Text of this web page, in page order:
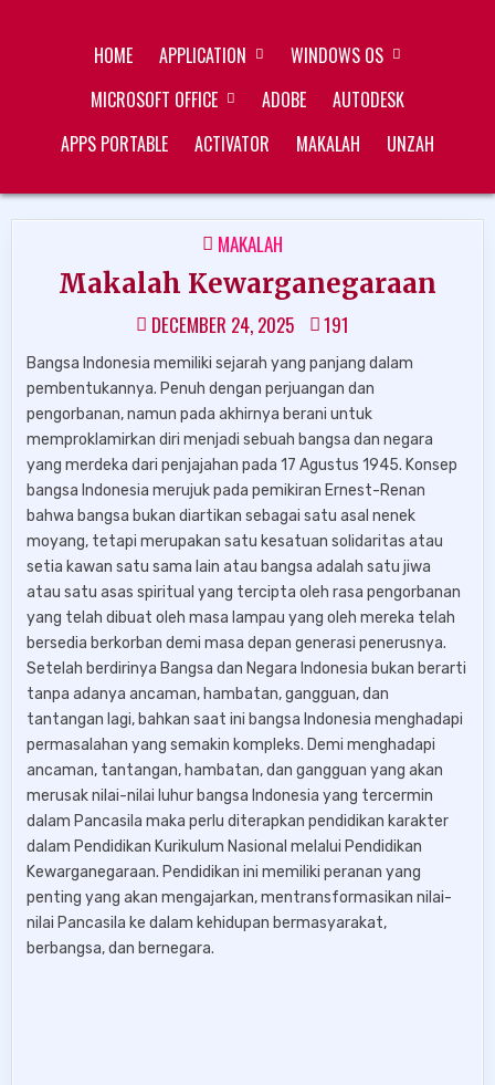
HOME APPLICATION
WINDOWS OS
MICROSOFT OFFICE
ADOBE
AUTODESK
APPS PORTABLE
ACTIVATOR MAKALAH UNZAH
POSTED
IN
MAKALAH
Makalah Kewarganegaraan
DECEMBER 24, 2025 191
Bangsa Indonesia memiliki sejarah yang panjang dalam
pembentukannya. Penuh dengan perjuangan dan
pengorbanan, namun pada akhirnya berani untuk
memproklamirkan diri menjadi sebuah bangsa dan negara
yang merdeka dari penjajahan pada 17 Agustus 1945. Konsep
bangsa Indonesia merujuk pada pemikiran Ernest-Renan
bahwa bangsa bukan diartikan sebagai satu asal nenek
moyang, tetapi merupakan satu kesatuan solidaritas atau
setia kawan satu sama lain atau bangsa adalah satu jiwa
atau satu asas spiritual yang tercipta oleh rasa pengorbanan
yang telah dibuat oleh masa lampau yang oleh mereka telah
bersedia berkorban demi masa depan generasi penerusnya.
Setelah berdirinya Bangsa dan Negara Indonesia bukan berarti
tanpa adanya ancaman, hambatan, gangguan, dan
tantangan lagi, bahkan saat ini bangsa Indonesia menghadapi
permasalahan yang semakin kompleks. Demi menghadapi
ancaman, tantangan, hambatan, dan gangguan yang akan
merusak nilai-nilai luhur bangsa Indonesia yang tercermin
dalam Pancasila maka perlu diterapkan pendidikan karakter
dalam Pendidikan Kurikulum Nasional melalui Pendidikan
Kewarganegaraan. Pendidikan ini memiliki peranan yang
penting yang akan mengajarkan, mentransformasikan nilai-
nilai Pancasila ke dalam kehidupan bermasyarakat,
berbangsa, dan bernegara.